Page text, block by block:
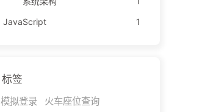
JavaScript
1
标签
模拟登录
火车座位查询